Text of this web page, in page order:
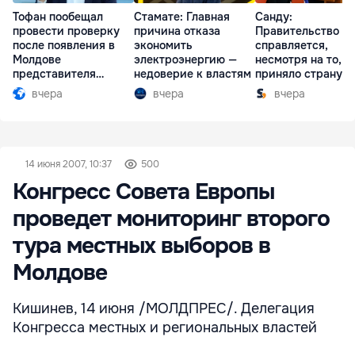
Тофан пообещал
провести проверку
после появления в
Молдове
представителя
Южной Осетии
вчера
Стамате: Главная
причина отказа
экономить
электроэнергию —
недоверие к властям
вчера
Санду:
Правительство
справляется,
несмотря на то,
приняло страну в
разгар кризиса
вчера
14 июня 2007, 10:37 500
Конгресс Совета Европы
проведет мониторинг второго
тура местных выборов в
Молдове
Кишинев, 14 июня /МОЛДПРЕС/. Делегация
Конгресса местных и региональных властей